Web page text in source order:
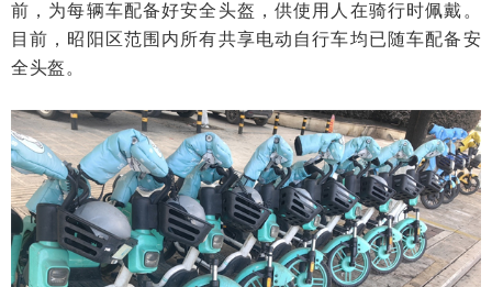
前，为每辆车配备好安全头盔，供使用人在骑行时佩戴。
目前，昭阳区范围内所有共享电动自行车均已随车配备安
全头盔。